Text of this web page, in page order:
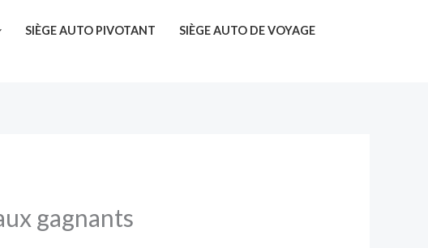
SIÈGE AUTO PIVOTANT
SIÈGE AUTO DE VOYAGE
gagnants